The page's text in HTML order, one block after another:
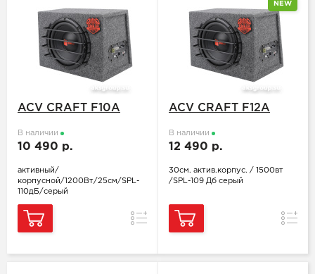
ACV CRAFT F10A
В наличии
10 490 р.
активный/
корпусной/1200Вт/25см/SPL-
110дБ/серый
Сравнение
NEW
ACV CRAFT F12A
В наличии
12 490 р.
30см. актив.корпус. / 1500вт
/SPL-109 Дб серый